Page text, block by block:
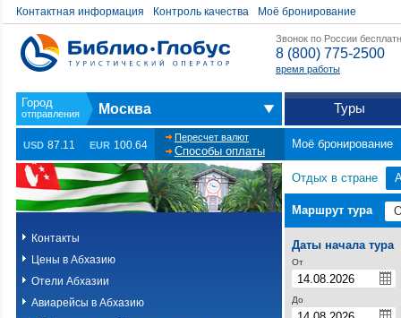
Контактная информация Контроль качества Моё бронирование
Звонок по России
8 (800) 775-2500
время работы
Москва Туры
USD 87.11 EUR 100.64
Пересчет валют
Способы оплаты
Моё бронирование
Контакты
Цены в Абхазию
Отели Абхазии
Авиарейсы в Абхазию
Отдых в стране
Маршрут тура
Даты начала тура
От
До